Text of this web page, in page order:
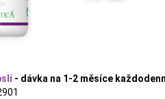
- dávka na 1-2 měsíce